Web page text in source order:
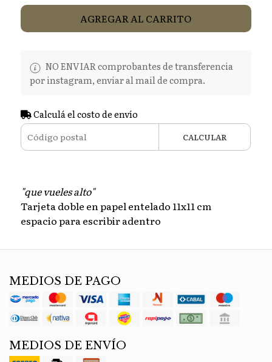
AGREGAR AL CARRITO
NO ENVIAR comprobantes de transferencia
por instagram, enviar al mail de compra.
Calculá el costo de envío
CALCULAR
"que vueles alto"
Tarjeta doble en papel entelado 11x11 cm
espacio para escribir adentro
MEDIOS DE PAGO
MEDIOS DE ENVÍO